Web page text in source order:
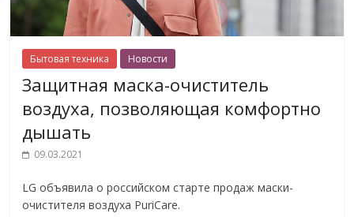
Бытовая техника Новости
Защитная маска-очиститель
воздуха, позволяющая комфортно
дышать
09.03.2021
LG объявила о российском старте продаж маски-
очистителя воздуха PuriCare.